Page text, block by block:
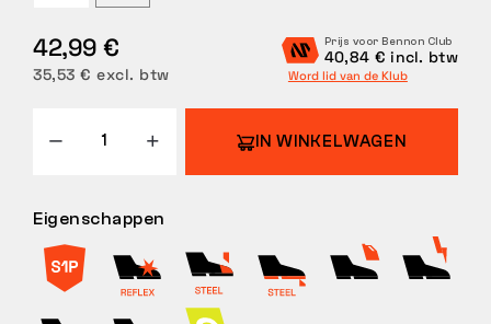
42,99 €
35,53 € excl. btw
Prijs voor Bennon Club
40,84 € incl. btw
Word lid van de Klub
IN WINKELWAGEN
Eigenschappen